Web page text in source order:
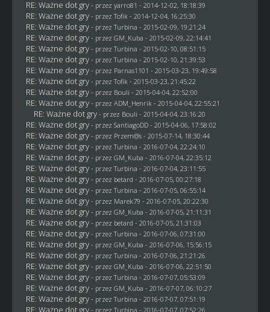
RE: Ważne dot gry - przez yarro81 - 2014-12-02, 18:18:39
RE: Ważne dot gry - przezTofik - 2014-12-04, 16:25:30
RE: Ważne dot gry - przez Turbina - 2015-02-09, 19:21:24
RE: Ważne dot gry - przez GM_Kuba - 2015-02-09, 22:14:41
RE: Ważne dot gry - przez Turbina - 2015-02-10, 08:51:15
RE: Ważne dot gry - przez Turbina - 2015-02-10, 21:39:53
RE: Ważne dot gry - przez Parnas1101 - 2015-03-23, 19:49:58
RE: Ważne dot gry - przezTofik - 2015-03-23, 21:45:22
RE: Ważne dot gry - przez Bouli - 2015-04-04, 22:52:00
RE: Ważne dot gry - przez ADM_Henrik - 2015-04-04, 22:55:21
RE: Ważne dot gry - przez Bouli - 2015-04-04, 23:16:20
RE: Ważne dot gry - przez SantiagoDD- 2015-04-06, 17:58:02
RE: Ważne dot gry - przez Przem@s - 2015-07-14, 18:30:44
RE: Ważne dot gry - przez Turbina - 2016-07-04, 22:24:10
RE: Ważne dot gry - przez GM_Kuba - 2016-07-04, 22:35:12
RE: Ważne dot gry - przez Turbina - 2016-07-04, 23:11:55
RE: Ważne dot gry - przez betard - 2016-07-05, 00:27:18
RE: Ważne dot gry - przez Turbina - 2016-07-05, 06:55:14
RE: Ważne dot gry - przez Marek79 - 2016-07-05, 20:22:30
RE: Ważne dot gry - przez GM_Kuba - 2016-07-05, 21:11:31
RE: Ważne dot gry - przez betard - 2016-07-05, 21:31:03
RE: Ważne dot gry - przez Turbina - 2016-07-06, 07:31:00
RE: Ważne dot gry - przez GM_Kuba - 2016-07-06, 15:56:15
RE: Ważne dot gry - przez Turbina - 2016-07-06, 21:21:26
RE: Ważne dot gry - przez GM_Kuba - 2016-07-06, 22:51:50
RE: Ważne dot gry - przez Turbina - 2016-07-07, 05:53:09
RE: Ważne dot gry - przez GM_Kuba - 2016-07-07, 06:10:27
RE: Ważne dot gry - przez Turbina - 2016-07-07, 07:51:19
RE: Ważne dot gry - przez Turbina - 2016-07-07, 07:52:26